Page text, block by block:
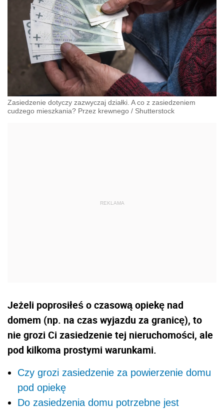
Zasiedzenie dotyczy zazwyczaj działki. A co z zasiedzeniem
cudzego mieszkania? Przez krewnego / Shutterstock
Jeżeli poprosiłeś o czasową opiekę nad
domem (np. na czas wyjazdu za granicę), to
nie grozi Ci zasiedzenie tej nieruchomości, ale
pod kilkoma prostymi warunkami.
Czy grozi zasiedzenie za powierzenie domu
pod opiekę
Do zasiedzenia domu potrzebne jest